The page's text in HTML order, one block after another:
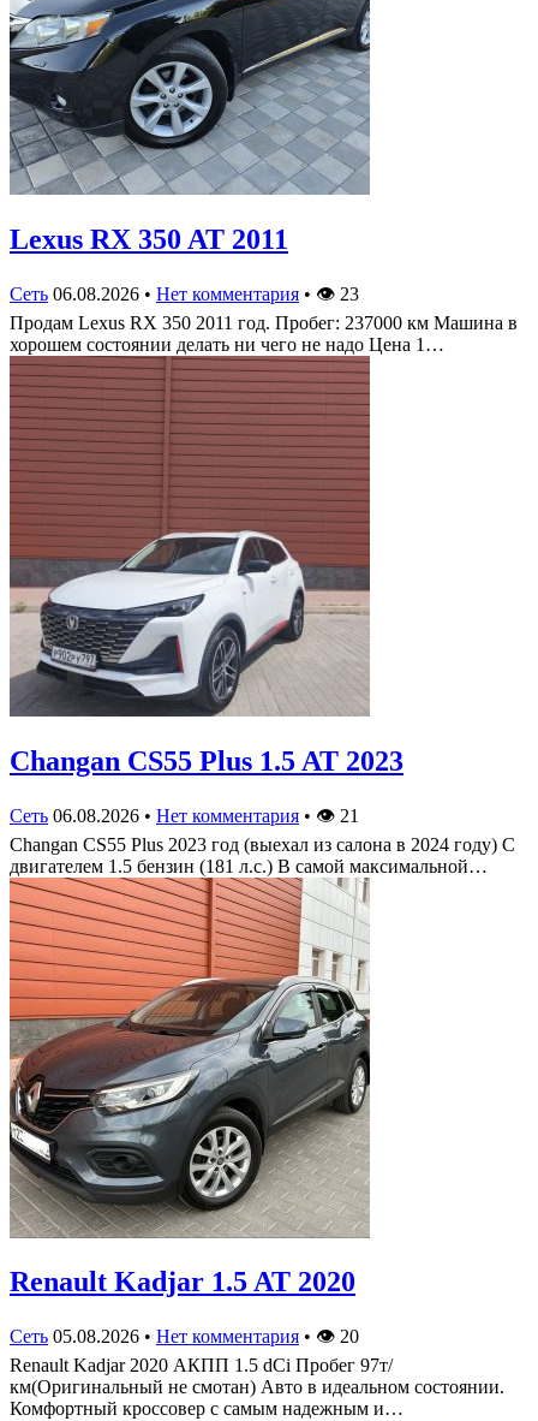
Lexus RX 350 AT 2011
Сеть 06.08.2026 • Нет комментария • 👁 23
Продам Lexus RX 350 2011 год. Пробег: 237000 км Машина в
хорошем состоянии делать ни чего не надо Цена 1…
Changan CS55 Plus 1.5 AT 2023
Сеть 06.08.2026 • Нет комментария • 👁 21
Changan CS55 Plus 2023 год (выехал из салона в 2024 году) С
двигателем 1.5 бензин (181 л.с.) В самой максимальной…
Renault Kadjar 1.5 AT 2020
Сеть 05.08.2026 • Нет комментария • 👁 20
Renault Kadjar 2020 АКПП 1.5 dCi Пробег 97т/
км(Оригинальный не смотан) Авто в идеальном состоянии.
Комфортный кроссовер с самым надежным и…